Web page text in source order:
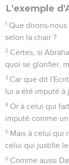
L'exemple
1 Que dirons-
selon la chair ?
2 Certes, si
quoi se glorifier,
3 Car que dit
lui a été imputé à
4 Or à celui qui
imputé comme
5 Mais à celui qui
celui qui justifie
6 Comme aussi